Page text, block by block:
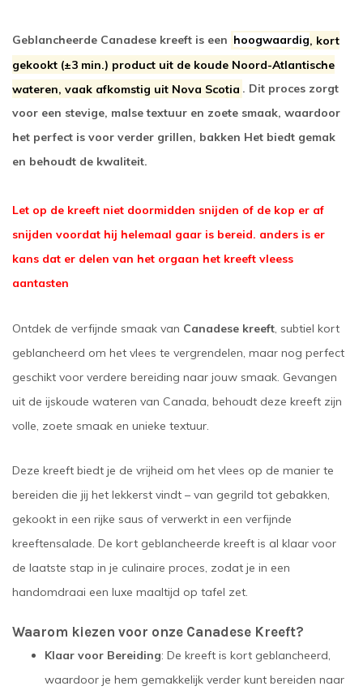
Geblancheerde Canadese kreeft is een hoogwaardig, kort
gekookt (±3 min.) product uit de koude Noord-Atlantische
wateren, vaak afkomstig uit Nova Scotia . Dit proces zorgt
voor een stevige, malse textuur en zoete smaak, waardoor
het perfect is voor verder grillen, bakken Het biedt gemak
en behoudt de kwaliteit.
Let op de kreeft niet doormidden snijden of de kop er af
snijden voordat hij helemaal gaar is bereid. anders is er
kans dat er delen van het orgaan het kreeft vleess
aantasten
Ontdek de verfijnde smaak van Canadese kreeft, subtiel kort
geblancheerd om het vlees te vergrendelen, maar nog perfect
geschikt voor verdere bereiding naar jouw smaak. Gevangen
uit de ijskoude wateren van Canada, behoudt deze kreeft zijn
volle, zoete smaak en unieke textuur.
Deze kreeft biedt je de vrijheid om het vlees op de manier te
bereiden die jij het lekkerst vindt – van gegrild tot gebakken,
gekookt in een rijke saus of verwerkt in een verfijnde
kreeftensalade. De kort geblancheerde kreeft is al klaar voor
de laatste stap in je culinaire proces, zodat je in een
handomdraai een luxe maaltijd op tafel zet.
Waarom kiezen voor onze Canadese Kreeft?
Klaar voor Bereiding: De kreeft is kort geblancheerd,
waardoor je hem gemakkelijk verder kunt bereiden naar